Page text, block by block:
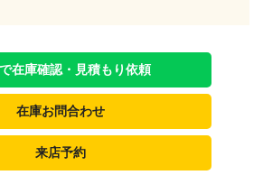
在庫確認・見積もり依頼
在庫お問合わせ
来店予約